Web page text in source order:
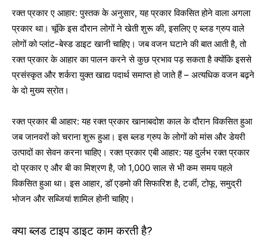
रक्त प्रकार ए आहार: पुस्तक के अनुसार, यह प्रकार विकसित होने वाला अगला
प्रकार था। चूंकि इस दौरान लोगों ने खेती शुरू की, इसलिए ए ब्लड ग्रुप वाले
लोगों को प्लांट-बेस्ड डाइट खानी चाहिए। जब वजन घटाने की बात आती है, तो
रक्त प्रकार के आहार का पालन करने से कुछ प्रभाव पड़ सकता है क्योंकि इससे
प्रसंस्कृत और शर्करा युक्त खाद्य पदार्थ समाप्त हो जाते हैं – अत्यधिक वजन बढ़ने
के दो मुख्य स्रोत।
रक्त प्रकार बी आहार: यह रक्त प्रकार खानाबदोश काल के दौरान विकसित हुआ
जब जानवरों को चराना शुरू हुआ। इस ब्लड ग्रुप के लोगों को मांस और डेयरी
उत्पादों का सेवन करना चाहिए। रक्त प्रकार एबी आहार: यह दुर्लभ रक्त प्रकार
दो प्रकार ए और बी का मिश्रण है, जो 1,000 साल से भी कम समय पहले
विकसित हुआ था। इस आहार, डॉ एडमो की सिफारिश है, टर्की, टोफू, समुद्री
भोजन और सब्जियां शामिल होनी चाहिए।
क्या ब्लड टाइप डाइट काम करती है?